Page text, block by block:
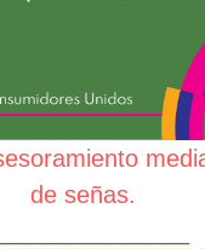
de señas.